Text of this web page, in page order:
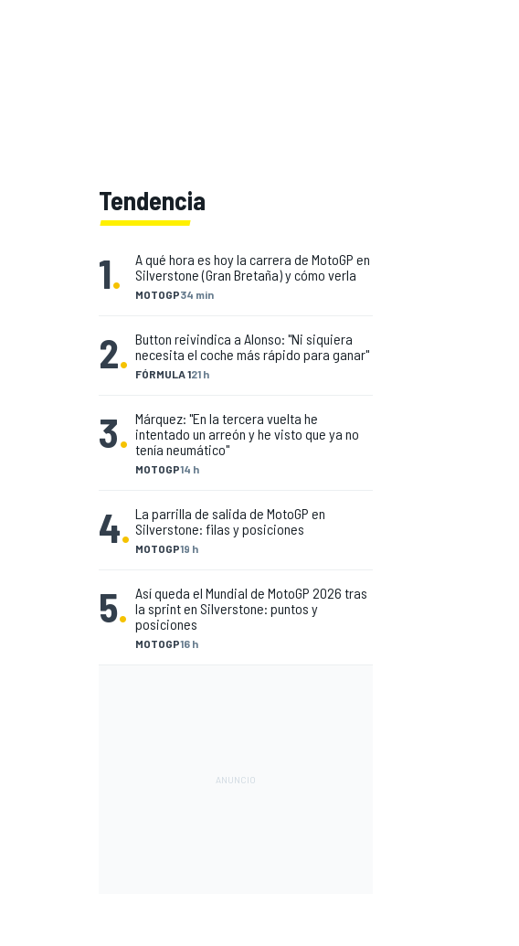
Tendencia
1. MOTOGP34 min
A qué hora es hoy la carrera de MotoGP en
Silverstone (Gran Bretaña) y cómo verla
2. FÓRMULA 121 h
Button reivindica a Alonso: "Ni siquiera
necesita el coche más rápido para ganar"
3.
MOTOGP14 h
Márquez: "En la tercera vuelta he
intentado un arreón y he visto que ya no
tenía neumático"
4. MOTOGP19 h
La parrilla de salida de MotoGP en
Silverstone: filas y posiciones
5.
MOTOGP16 h
Así queda el Mundial de MotoGP 2026 tras
la sprint en Silverstone: puntos y
posiciones